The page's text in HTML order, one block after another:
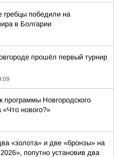
гребцы победили на
в Болгарии
прошёл первый турнир
программы Новгородского
«Что нового?»
«золота» и две «бронзы» на
попутно установив два